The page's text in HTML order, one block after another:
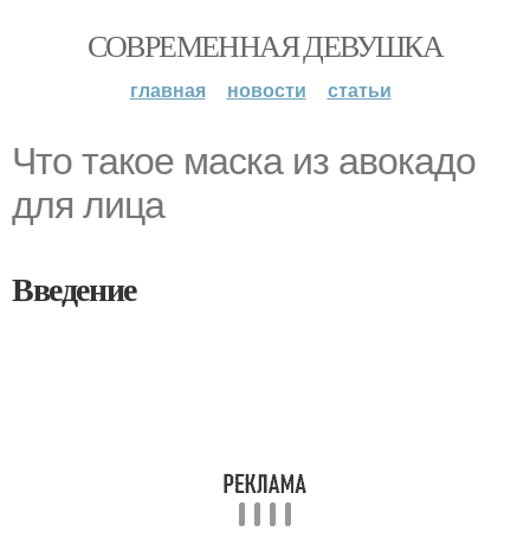
СОВРЕМЕННАЯ ДЕВУШКА
главная новости статьи
Что такое маска из авокадо
для лица
Введение